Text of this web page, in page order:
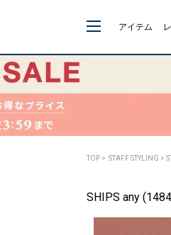
アイテム
TOP > STAFF STYLING >
SHIPS any